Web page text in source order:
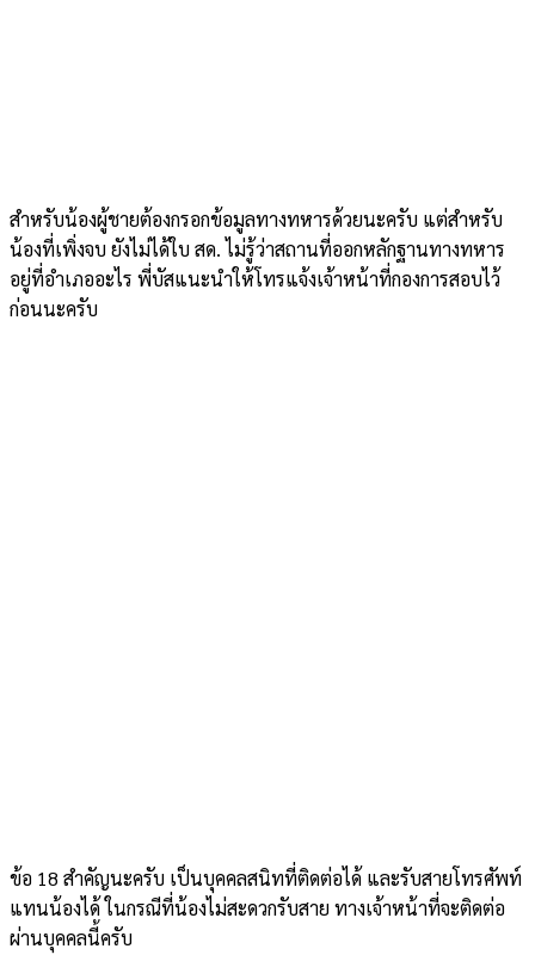
สำหรับน้องผู้ชายต้องกรอกข้อมูลทางทหารด้วยนะครับ แต่สำหรับ
น้องที่เพิ่งจบ ยังไม่ได้ใบ สด. ไม่รู้ว่าสถานที่ออกหลักฐานทางทหาร
อยู่ที่อำเภออะไร พี่บัสแนะนำให้โทรแจ้งเจ้าหน้าที่กองการสอบไว้
ก่อนนะครับ
ข้อ 18 สำคัญนะครับ เป็นบุคคลสนิทที่ติดต่อได้ และรับสายโทรศัพท์
แทนน้องได้ ในกรณีที่น้องไม่สะดวกรับสาย ทางเจ้าหน้าที่จะติดต่อ
ผ่านบุคคลนี้ครับ